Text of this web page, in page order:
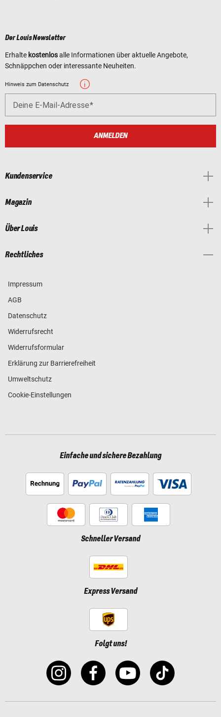
Der Louis Newsletter
Erhalte kostenlosalle Informationen über aktuelle Angebote,
Schnäppchen oder interessante Neuheiten.
Hinweis zum Datenschutz
Deine E-Mail-Adresse
ANMELDEN
Kundenservice
Magazin
Über Louis
Rechtliches
Impressum
AGB
Datenschutz
Widerrufsrecht
Widerrufsformular
Erklärung zur Barrierefreiheit
Umweltschutz
Cookie-Einstellungen
Einfache und sichere Bezahlung
Schneller Versand
Express Versand
Folgt uns!